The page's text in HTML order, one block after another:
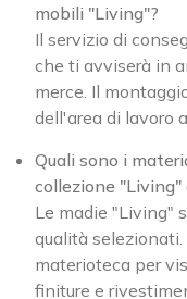
mobili "Living"?
Il servizio di
che ti avviserà in
merce. Il
dell'area di lavoro
Quali sono i
collezione "Living"
Le madie "Living"
qualità
materioteca per
finiture e